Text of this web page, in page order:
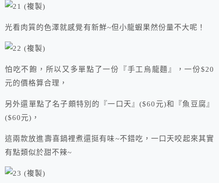
光看肉質的色澤就感覺有新鮮~但小龍蝦果然份量不大呢！
怕吃不飽，所以又多單點了一份『手工烏龍麵』，一份$20
元的價格算合理，
另外還單點了名子頗特別的『一口天』($60元)和『魚豆腐』
($60元)，
這兩款放進壽喜鍋裡煮還挺有味~不錯吃，一口天咬起來其實
有點類似於甜不辣~